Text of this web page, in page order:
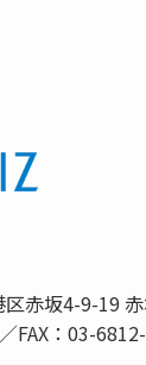
赤坂4-9-19
FAX：03-